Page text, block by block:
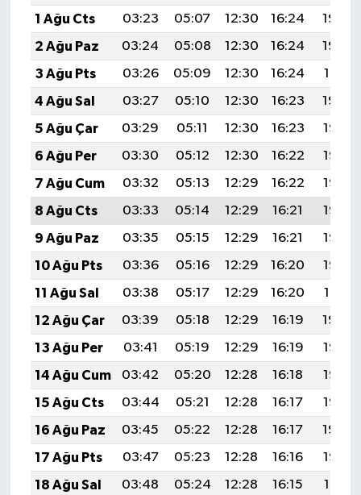
1 Ağu Cts
03:23 05:07 12:30 16:24
19:43
2 Ağu Paz
03:24 05:08 12:30 16:24
19:42
3 Ağu Pts
03:26 05:09 12:30 16:24
19:41
4 Ağu Sal
03:27 05:10 12:30 16:23
19:39
5 Ağu Çar
03:29 05:11 12:30 16:23
19:38
6 Ağu Per
03:30 05:12 12:30 16:22
19:37
7 Ağu Cum
03:32 05:13 12:29 16:22
19:36
8 Ağu Cts
03:33 05:14 12:29 16:21
19:35
9 Ağu Paz
03:35 05:15 12:29 16:21
19:33
10 Ağu Pts
03:36 05:16 12:29 16:20
19:32
11 Ağu Sal
03:38 05:17 12:29 16:20
19:31
12 Ağu Çar
03:39 05:18 12:29 16:19
19:29
13 Ağu Per
03:41 05:19 12:29 16:19
19:28
14 Ağu Cum
03:42 05:20 12:28 16:18
19:27
15 Ağu Cts
03:44 05:21 12:28 16:17
19:25
16 Ağu Paz
03:45 05:22 12:28 16:17
19:24
17 Ağu Pts
03:47 05:23 12:28 16:16
19:23
18 Ağu Sal
03:48 05:24 12:28 16:15
19:21